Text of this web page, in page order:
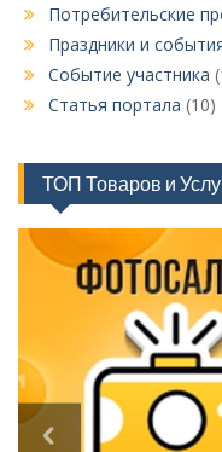
Потребительские
Праздники и
Событие участника
Статья портала (10)
ТОП Товаров и